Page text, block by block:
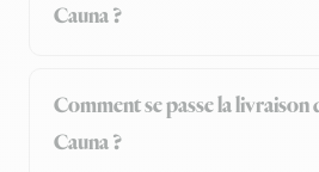
Cauna ?
Comment se passe la livraison
Cauna ?